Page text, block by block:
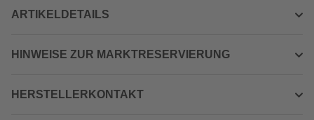
ARTIKELDETAILS
HINWEISE ZUR MARKTRESERVIERUNG
HERSTELLERKONTAKT